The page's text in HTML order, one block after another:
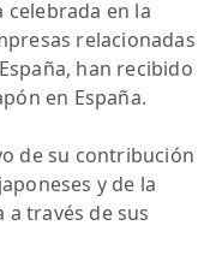
celebrada en la
relacionadas
han recibido
en España.
de su contribución
y de la
a través de sus